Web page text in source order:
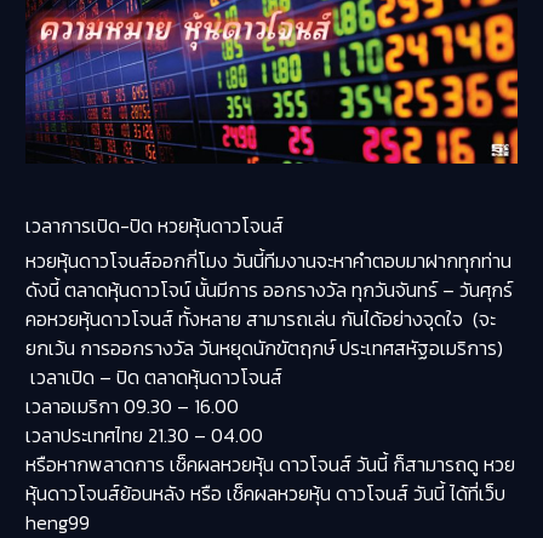
เวลาการเปิด-ปิด หวยหุ้นดาวโจนส์
หวยหุ้นดาวโจนส์ออกกี่โมง วันนี้ทีมงานจะหาคำตอบมาฝากทุกท่าน
ดังนี้ ตลาดหุ้นดาวโจน์ นั้นมีการ ออกรางวัล ทุกวันจันทร์ – วันศุกร์
คอหวยหุ้นดาวโจนส์ ทั้งหลาย สามารถเล่น กันได้อย่างจุดใจ (จะ
ยกเว้น การออกรางวัล วันหยุดนักขัตฤกษ์ ประเทศสหัฐอเมริการ)
เวลาเปิด – ปิด ตลาดหุ้นดาวโจนส์
เวลาอเมริกา 09.30 – 16.00
เวลาประเทศไทย 21.30 – 04.00
หรือหากพลาดการ เช็คผลหวยหุ้น ดาวโจนส์ วันนี้ ก็สามารถดู หวย
หุ้นดาวโจนส์ย้อนหลัง หรือ เช็คผลหวยหุ้น ดาวโจนส์ วันนี้ ได้ที่เว็บ
heng99